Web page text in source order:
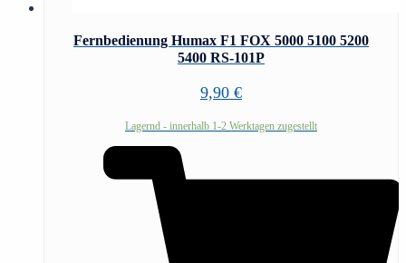
Fernbedienung Humax F1 FOX 5000 5100 5200
5400 RS-101P
9,90 €
Lagernd - innerhalb 1-2 Werktagen zugestellt